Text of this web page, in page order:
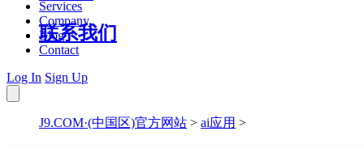
联系我们
Services
Company
Blog
Contact
Log In Sign Up
J9.COM·(中国区)官方网站 > ai应用 >